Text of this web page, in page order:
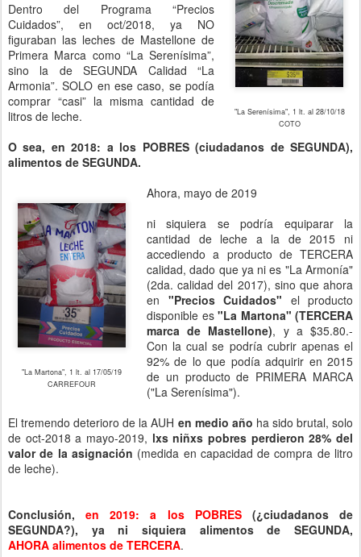
"La Serenísima", 1 lt. al 28/10/18
COTO
Dentro del Programa “Precios
Cuidados”, en oct/2018, ya NO
figuraban las leches de Mastellone de
Primera Marca como “La Serenísima”,
sino la de SEGUNDA Calidad “La
Armonia”. SOLO en ese caso, se podía
comprar “casi” la misma cantidad de
litros de leche.
O sea, en 2018: a los POBRES (ciudadanos de SEGUNDA),
alimentos de SEGUNDA.
"La Martona", 1 lt. al 17/05/19
CARREFOUR
Ahora, mayo de 2019
ni siquiera se podría equiparar la
cantidad de leche a la de 2015 ni
accediendo a producto de TERCERA
calidad, dado que ya ni es "La Armonía"
(2da. calidad del 2017), sino que ahora
en "Precios Cuidados" el producto
disponible es "La Martona" (TERCERA
marca de Mastellone), y a $35.80.-
Con la cual se podría cubrir apenas el
92% de lo que podía adquirir en 2015
de un producto de PRIMERA MARCA
("La Serenísima").
El tremendo deterioro de la AUH en medio año ha sido brutal, solo
de oct-2018 a mayo-2019, lxs niñxs pobres perdieron 28% del
valor de la asignación (medida en capacidad de compra de litro
de leche).
Conclusión,en 2019: a los POBRES(¿ciudadanos de
SEGUNDA?), ya ni siquiera alimentos de SEGUNDA,
AHORA alimentos de TERCERA.